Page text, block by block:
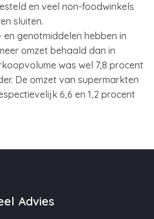
en veel non-foodwinkels
sluiten.
en genotmiddelen hebben in
omzet behaald dan in
was wel 7,8 procent
De omzet van supermarkten
6,6 en 1,2 procent
Advies